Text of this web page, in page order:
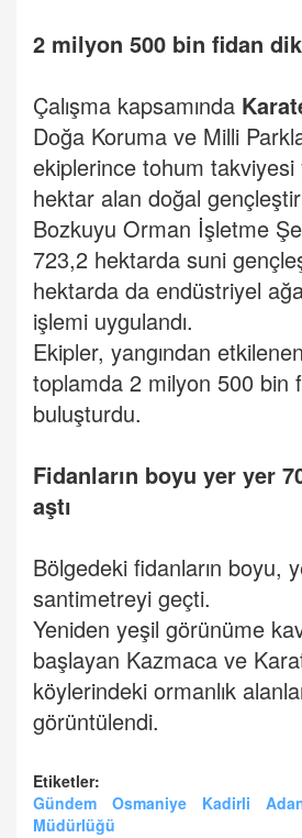
2 milyon 500 bin fidan
Çalışma kapsamında
Doğa Koruma ve Milli
ekiplerince tohum takviyesi
hektar alan doğal
Bozkuyu Orman İşletme
723,2 hektarda suni
hektarda da endüstriyel
işlemi uygulandı.
Ekipler, yangından
toplamda 2 milyon 500 bin
buluşturdu.
Fidanların boyu yer yer
aştı
Bölgedeki fidanların boyu,
santimetreyi geçti.
Yeniden yeşil görünüme
başlayan Kazmaca ve
köylerindeki ormanlık
görüntülendi.
Etiketler:
Gündem
Osmaniye Kadirli
Müdürlüğü